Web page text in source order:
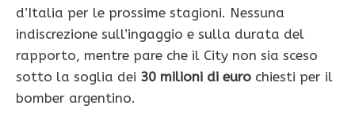
d’Italia per le prossime stagioni. Nessuna
indiscrezione sull’ingaggio e sulla durata del
rapporto, mentre pare che il City non sia sceso
sotto la soglia dei 30 milioni di euro chiesti per il
bomber argentino.